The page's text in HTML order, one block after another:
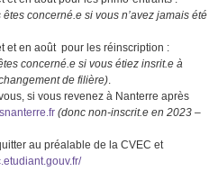
êtes concerné.e si vous n’avez jamais été
et en août pour les réinscription :
concerné.e si vous étiez insrit.e à
de filière).
si vous revenez à Nanterre après
(donc non-inscrit.e en 2023 –
au préalable de la CVEC et